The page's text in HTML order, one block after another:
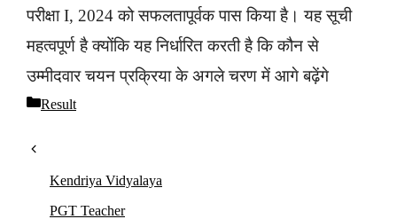
परीक्षा I, 2024 को सफलतापूर्वक पास किया है। यह सूची
महत्वपूर्ण है क्योंकि यह निर्धारित करती है कि कौन से
उम्मीदवार चयन प्रक्रिया के अगले चरण में आगे बढ़ेंगे
Result
Kendriya Vidyalaya
PGT Teacher